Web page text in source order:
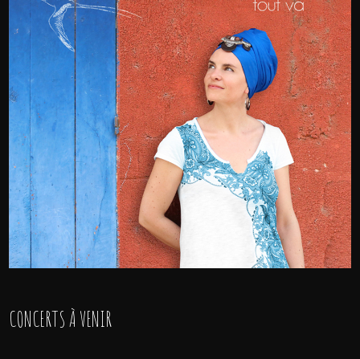
CONCERTS À VENIR